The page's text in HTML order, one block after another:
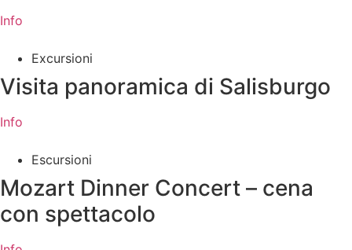
Info
Excursioni
Visita panoramica di Salisburgo
Info
Escursioni
Mozart Dinner Concert – cena
con spettacolo